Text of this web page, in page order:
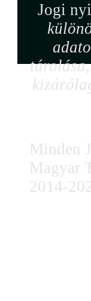
Jogi
Minden
Magyar
2014-